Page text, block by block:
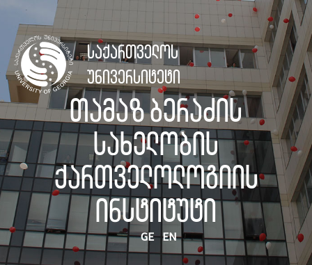
საქართველოს
უნივერსიტეტი
თამაზ ბერაძის
სახელობის
ქართველოლოგიის
ინსტიტუტი
GE EN